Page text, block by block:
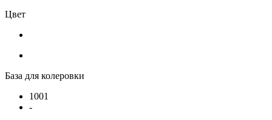
Цвет
База для колеровки
1001
-